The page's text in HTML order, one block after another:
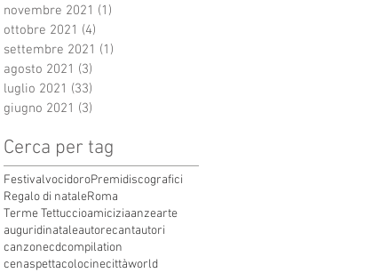
novembre 2021 (1)
ottobre 2021 (4)
settembre 2021 (1)
agosto 2021 (3)
luglio 2021 (33)
giugno 2021 (3)
Cerca per tag
FestivalvocidoroPremidiscografici
Regalo di nataleRoma
Terme Tettuccioamiciziaanzearte
auguridinataleautorecantautori
canzonecdcompilation
cenaspettacolocinecittàworld